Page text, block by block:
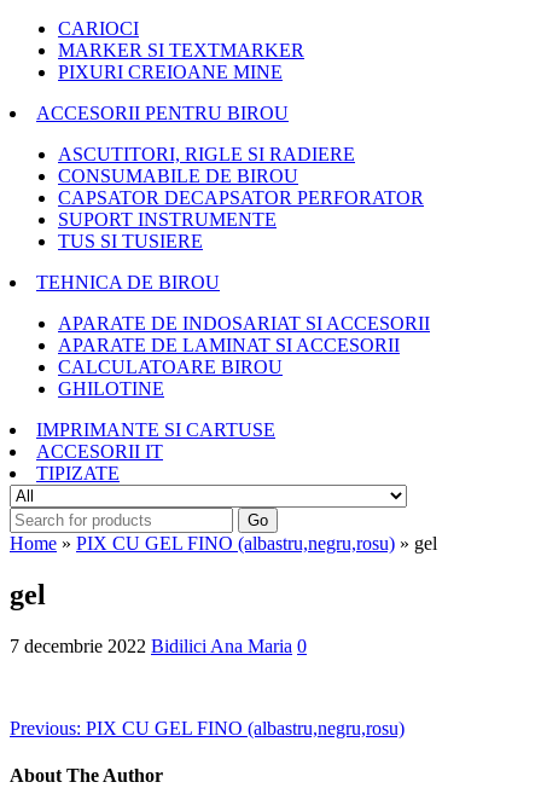
CARIOCI
MARKER SI TEXTMARKER
PIXURI CREIOANE MINE
ACCESORII PENTRU BIROU
ASCUTITORI, RIGLE SI RADIERE
CONSUMABILE DE BIROU
CAPSATOR DECAPSATOR PERFORATOR
SUPORT INSTRUMENTE
TUS SI TUSIERE
TEHNICA DE BIROU
APARATE DE INDOSARIAT SI ACCESORII
APARATE DE LAMINAT SI ACCESORII
CALCULATOARE BIROU
GHILOTINE
IMPRIMANTE SI CARTUSE
ACCESORII IT
TIPIZATE
Go
Home » PIX CU GEL FINO (albastru,negru,rosu) » gel
gel
7 decembrie 2022 Bidilici Ana Maria 0
Previous: PIX CU GEL FINO (albastru,negru,rosu)
About The Author